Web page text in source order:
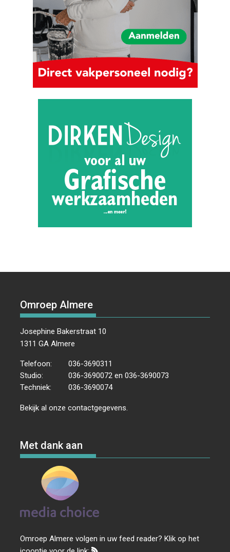
Omroep Almere
Josephine Bakerstraat 10
1311 GA Almere
Telefoon:
036-3690311
Studio:
036-3690072 en 036-3690073
Techniek:
036-3690074
Bekijk al onzecontactgegevens.
Met dank aan
Omroep Almere volgen in uw feed reader? Klik op het